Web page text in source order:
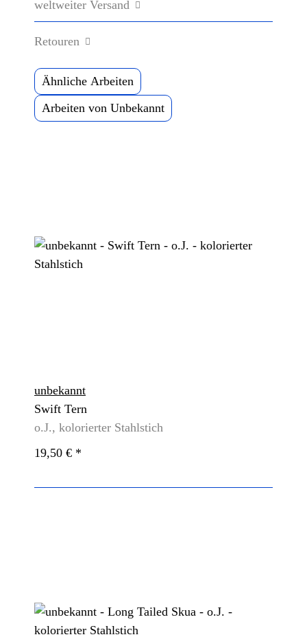
weltweiter Versand
Retouren
Ähnliche Arbeiten
Arbeiten von Unbekannt
unbekannt
Swift Tern
o.J., kolorierter Stahlstich
19,50 € *